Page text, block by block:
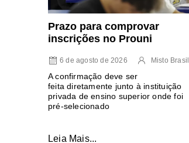
Prazo para comprovar
inscrições no Prouni
6 de agosto de 2026 Misto Brasil
A confirmação deve ser
feita diretamente junto à instituição
privada de ensino superior onde foi
pré-selecionado
Leia Mais...